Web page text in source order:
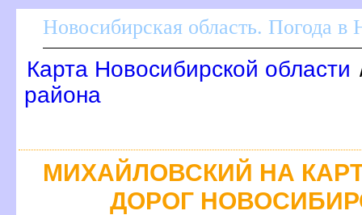
Новосибирская область. Погода в
Карта Новосибирской области
района
МИХАЙЛОВСКИЙ НА
ДОРОГ